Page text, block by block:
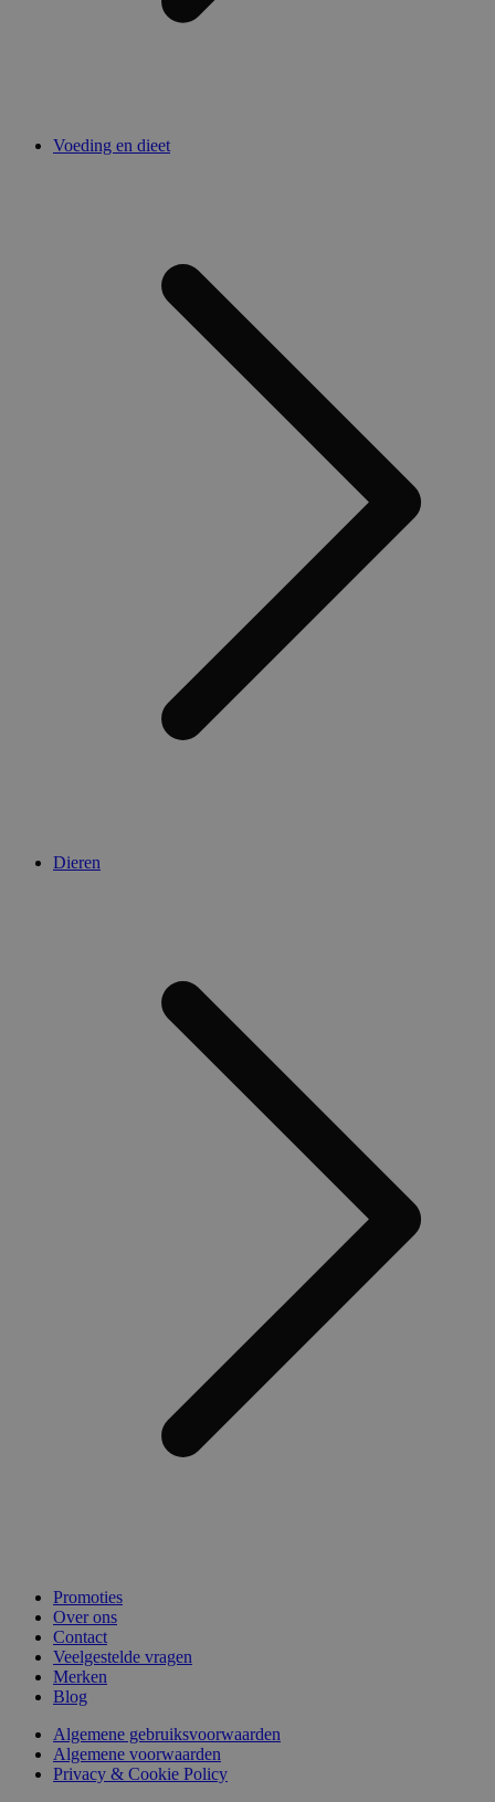
Voeding en dieet
Dieren
Promoties
Over ons
Contact
Veelgestelde vragen
Merken
Blog
Algemene gebruiksvoorwaarden
Algemene voorwaarden
Privacy & Cookie Policy